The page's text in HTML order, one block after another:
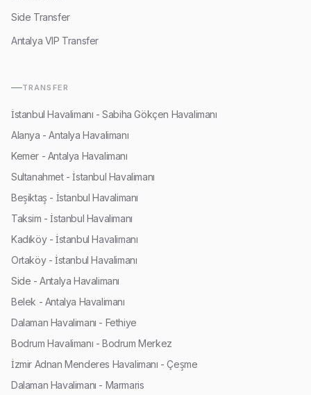
Side Transfer
Antalya VIP Transfer
TRANSFER
İstanbul Havalimanı - Sabiha Gökçen Havalimanı
Alanya - Antalya Havalimanı
Kemer - Antalya Havalimanı
Sultanahmet - İstanbul Havalimanı
Beşiktaş - İstanbul Havalimanı
Taksim - İstanbul Havalimanı
Kadıköy - İstanbul Havalimanı
Ortaköy - İstanbul Havalimanı
Side - Antalya Havalimanı
Belek - Antalya Havalimanı
Dalaman Havalimanı - Fethiye
Bodrum Havalimanı - Bodrum Merkez
İzmir Adnan Menderes Havalimanı - Çeşme
Dalaman Havalimanı - Marmaris